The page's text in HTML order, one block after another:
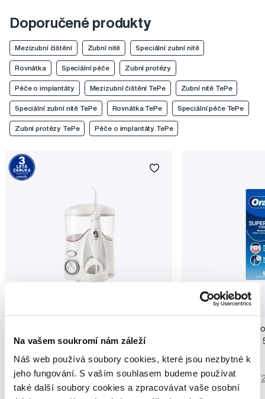
Na vašem soukromí nám záleží
Náš web používá soubory cookies, které jsou nezbytné k
jeho fungování. S vaším souhlasem budeme používat
také další soubory cookies a zpracovávat vaše osobní
Doporučené produkty
Mezizubní čištění Zubní nitě Speciální zubní nitě
Rovnátka Speciální péče Zubní protézy
Péče o implantáty Mezizubní čištění TePe Zubní nitě TePe
Speciální zubní nitě TePe Rovnátka TePe Speciální péče TePe
Zubní protézy TePe Péče o implantáty TePe
sprcha
1 790 Kč
5,0/5 (317x)
Oral-B Superfloss
můstků a implantátů,
85 Kč
5,0